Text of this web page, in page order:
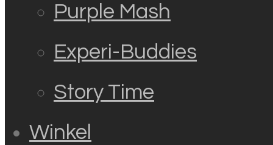
Purple Mash
Experi-Buddies
Story Time
Winkel